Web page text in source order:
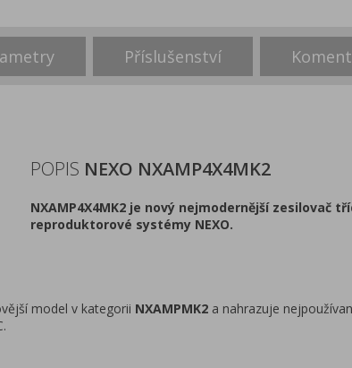
Příslušenství
POPIS NEXO NXAMP4X4MK2
NXAMP4X4MK2 je nový nejmodernější
reproduktorové systémy NEXO.
model v kategorii NXAMPMK2 a nahrazuje